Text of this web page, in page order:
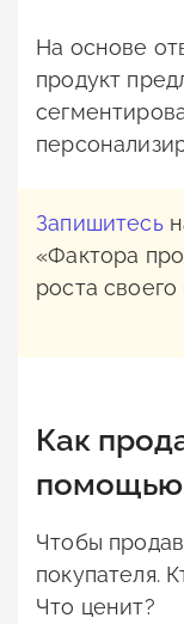
На основе
продукт
Запишитесь
«Фактора
роста своего
Как
помощью
Чтобы
покупателя.
Что ценит?